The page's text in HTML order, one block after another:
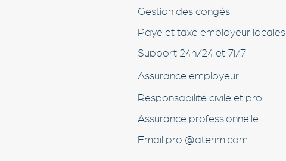
Gestion des congés
Paye et taxe employeur locales
Support 24h/24 et 7j/7
Assurance employeur
Responsabilité civile et pro
Assurance professionnelle
Email pro @aterim.com